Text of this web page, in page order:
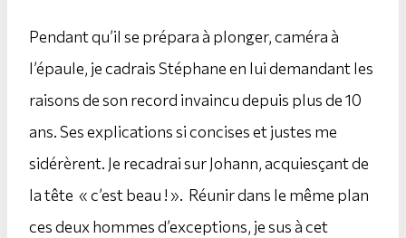
Pendant qu’il se prépara à plonger, caméra à
l’épaule, je cadrais Stéphane en lui demandant les
raisons de son record invaincu depuis plus de 10
ans. Ses explications si concises et justes me
sidérèrent. Je recadrai sur Johann, acquiesçant de
la tête « c’est beau ! ». Réunir dans le même plan
ces deux hommes d’exceptions, je sus à cet